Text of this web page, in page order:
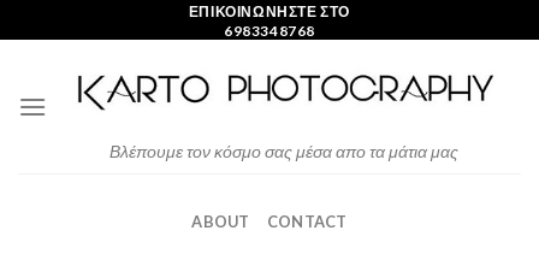
to
ΕΠΙΚΟΙΝΩΝΗΣΤΕ ΣΤΟ
6983348768
Βλέπουμε τον κόσμο σας μέσα απο τα μάτια μας
ABOUT CONTACT